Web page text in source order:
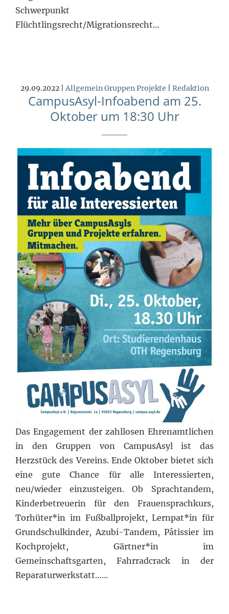
Schwerpunkt
Flüchtlingsrecht/Migrationsrecht…
29.09.2022 |AllgemeinGruppenProjekte Redaktion
CampusAsyl-Infoabend am 25.
Oktober um 18:30 Uhr
Das Engagement der zahllosen Ehrenamtlichen
in den Gruppen von CampusAsyl ist das
Herzstück des Vereins. Ende Oktober bietet sich
eine gute Chance für alle Interessierten,
neu/wieder einzusteigen. Ob Sprachtandem,
Kinderbetreuerin für den Frauensprachkurs,
Torhüter*in im Fußballprojekt, Lernpat*in für
Grundschulkinder, Azubi-Tandem, Pâtissier im
Kochprojekt, Gärtner*in im
Gemeinschaftsgarten, Fahrradcrack in der
Reparaturwerkstatt……